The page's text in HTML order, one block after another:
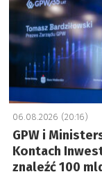
06.08.2026 (20:16)
GPW i
Kontach
znaleźć 100